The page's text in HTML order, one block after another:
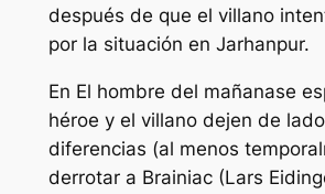
después de que el villano
por la situación en Jarhanpur.
En El hombre del mañanase
héroe y el villano dejen de
diferencias (al menos
derrotar a Brainiac (Lars